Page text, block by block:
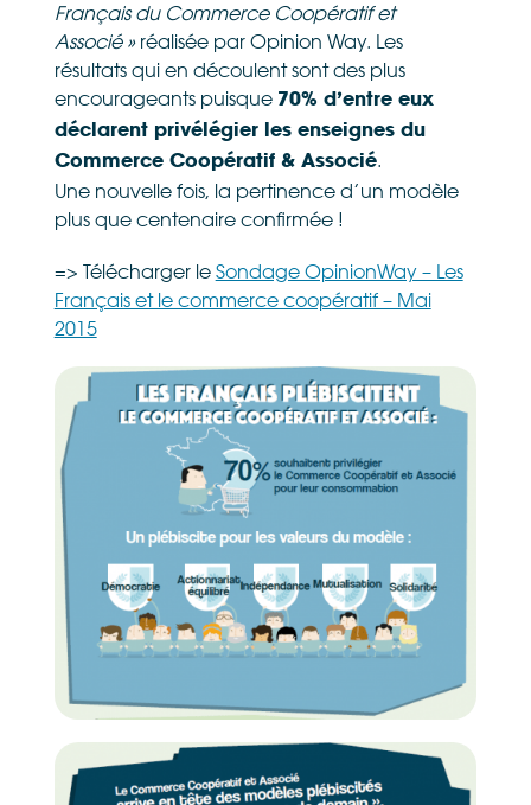
Français du Commerce Coopératif et
Associé »réalisée par Opinion Way. Les
résultats qui en découlent sont des plus
encourageants puisque 70% d’entre eux
déclarent privélégier les enseignes du
Commerce Coopératif & Associé.
Une nouvelle fois, la pertinence d’un modèle
plus que centenaire confirmée !
=> Télécharger le Sondage OpinionWay – Les
Français et le commerce coopératif – Mai
2015